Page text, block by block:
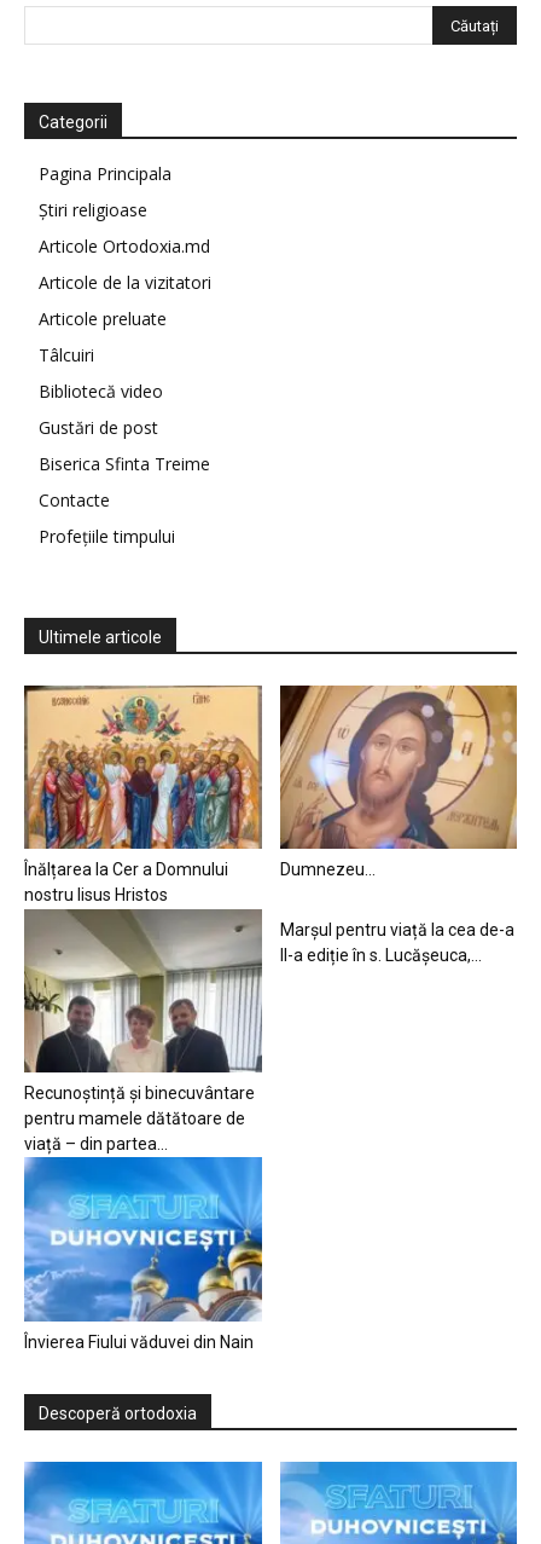
Categorii
Pagina Principala
Știri religioase
Articole Ortodoxia.md
Articole de la vizitatori
Articole preluate
Tâlcuiri
Bibliotecă video
Gustări de post
Biserica Sfinta Treime
Contacte
Profețiile timpului
Ultimele articole
Înălțarea la Cer a Domnului
nostru Iisus Hristos
Dumnezeu…
Recunoștință și binecuvântare
pentru mamele dătătoare de
viață – din partea...
Marșul pentru viață la cea de-a
II-a ediție în s. Lucășeuca,...
Învierea Fiului văduvei din Nain
Descoperă ortodoxia